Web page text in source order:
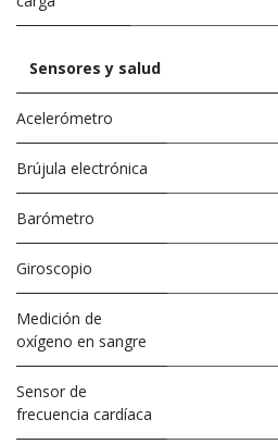
Sensores y salud
Acelerómetro
Brújula electrónica
Barómetro
Giroscopio
Medición de
oxígeno en sangre
Sensor de
frecuencia cardíaca